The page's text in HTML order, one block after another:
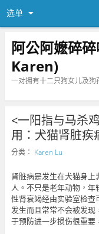
选单
阿公阿嬷碎
Karen)
一对拥有十二只狗女儿及狗
<一阳指与马杀
用：犬猫肾脏疾
分类： Karen Lu
肾脏病是发生在犬猫身
人。不只是老年动物，
性肾衰竭经由实验室检查
发生而且常常不会被发
于预防进一步损伤很重要